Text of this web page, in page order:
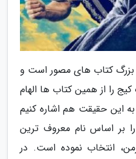
بزرگ کتاب های مصور است و
را از همین کتاب ها الهام
این حقیقت هم اشاره کنیم
بر اساس نام معروف ترین
انتخاب نموده است. در